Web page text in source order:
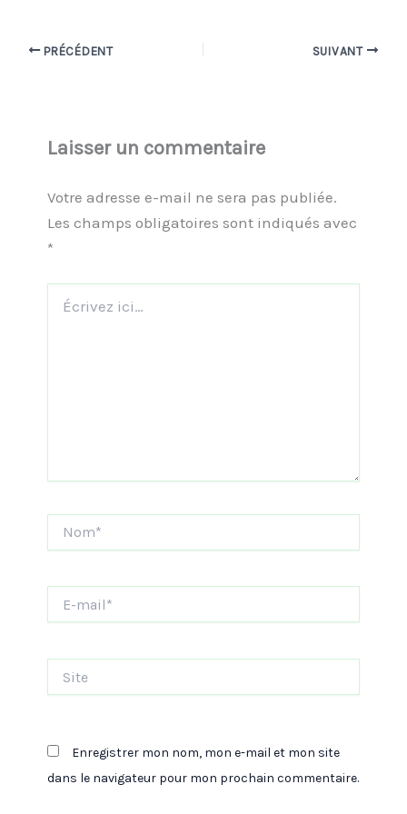
PRÉCÉDENT SUIVANT
Laisser un commentaire
Votre adresse e-mail ne sera pas publiée.
Les champs obligatoires sont indiqués avec
*
ici…
mail*
Enregistrer mon nom, mon e-mail et mon site
dans le navigateur pour mon prochain commentaire.